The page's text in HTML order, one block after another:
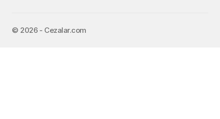
©️ 2026 - Cezalar.com